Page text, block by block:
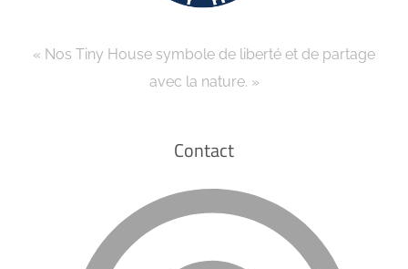
« Nos Tiny House symbole de liberté et de partage
avec la nature. »
Contact